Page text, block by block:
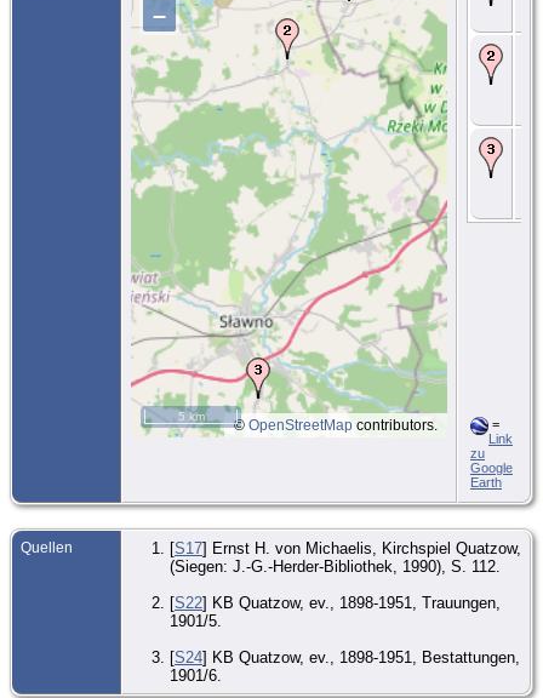
–
© OpenStreetMap contributors.
5 km
=
Link
zu
Google
Earth
Quellen [S17] Ernst H. von Michaelis, Kirchspiel Quatzow,
(Siegen: J.-G.-Herder-Bibliothek, 1990), S. 112.
[S22] KB Quatzow, ev., 1898-1951, Trauungen,
1901/5.
[S24] KB Quatzow, ev., 1898-1951, Bestattungen,
1901/6.